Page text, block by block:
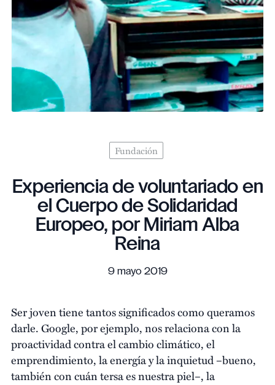
Fundación
Experiencia de voluntariado en
el Cuerpo de Solidaridad
Europeo, por Miriam Alba
Reina
9 mayo 2019
Ser joven tiene tantos significados como queramos
darle. Google, por ejemplo, nos relaciona con la
proactividad contra el cambio climático, el
emprendimiento, la energía y la inquietud –bueno,
también con cuán tersa es nuestra piel–, la